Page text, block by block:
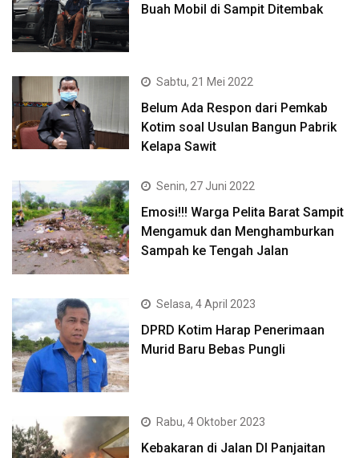
Buah Mobil di Sampit Ditembak
Sabtu, 21 Mei 2022
Belum Ada Respon dari Pemkab
Kotim soal Usulan Bangun Pabrik
Kelapa Sawit
Senin, 27 Juni 2022
Emosi!!! Warga Pelita Barat Sampit
Mengamuk dan Menghamburkan
Sampah ke Tengah Jalan
Selasa, 4 April 2023
DPRD Kotim Harap Penerimaan
Murid Baru Bebas Pungli
Rabu, 4 Oktober 2023
Kebakaran di Jalan DI Panjaitan